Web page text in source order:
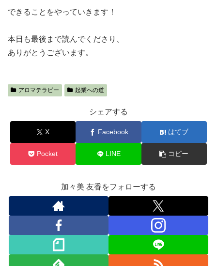
できることをやっていきます！
本日も最後まで読んでくださり、
ありがとうございます。
アロマテラピー 起業への道
シェアする
X Facebook はてブ
Pocket LINE コピー
加々美 友香をフォローする